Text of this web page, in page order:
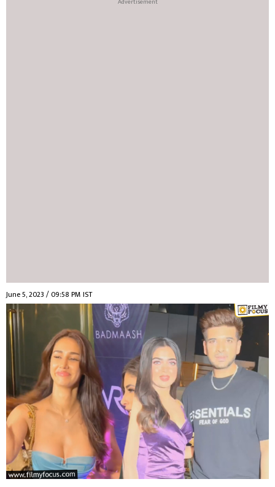
June 5, 2023 / 09:58 PM IST